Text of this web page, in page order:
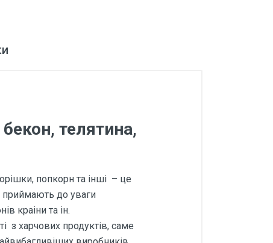
телятина,
попкорн та інші – це
приймають до уваги
краіни та ін.
з харчових продуктів, саме